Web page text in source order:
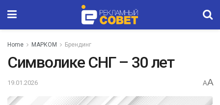
Home МАРКОМ Брендинг
Символике СНГ – 30 лет
19.01.2026 AA